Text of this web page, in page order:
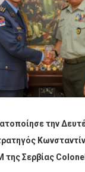
την
Σερβίας